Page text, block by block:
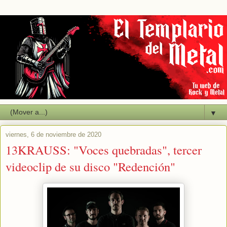
▼
viernes, 6 de noviembre de 2020
13KRAUSS: "Voces quebradas", tercer
videoclip de su disco "Redención"